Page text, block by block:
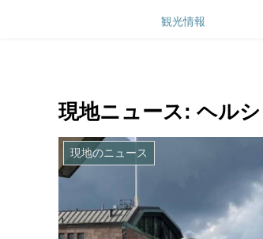
観光情報
現地ニュース: ヘル
現地のニュース